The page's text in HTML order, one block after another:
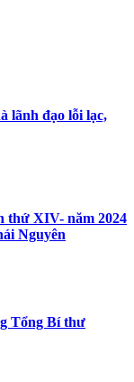
lãnh đạo lỗi lạc,
thứ XIV- năm 2024
Nguyên
Tổng Bí thư